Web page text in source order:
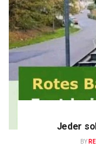
Jeder
BY